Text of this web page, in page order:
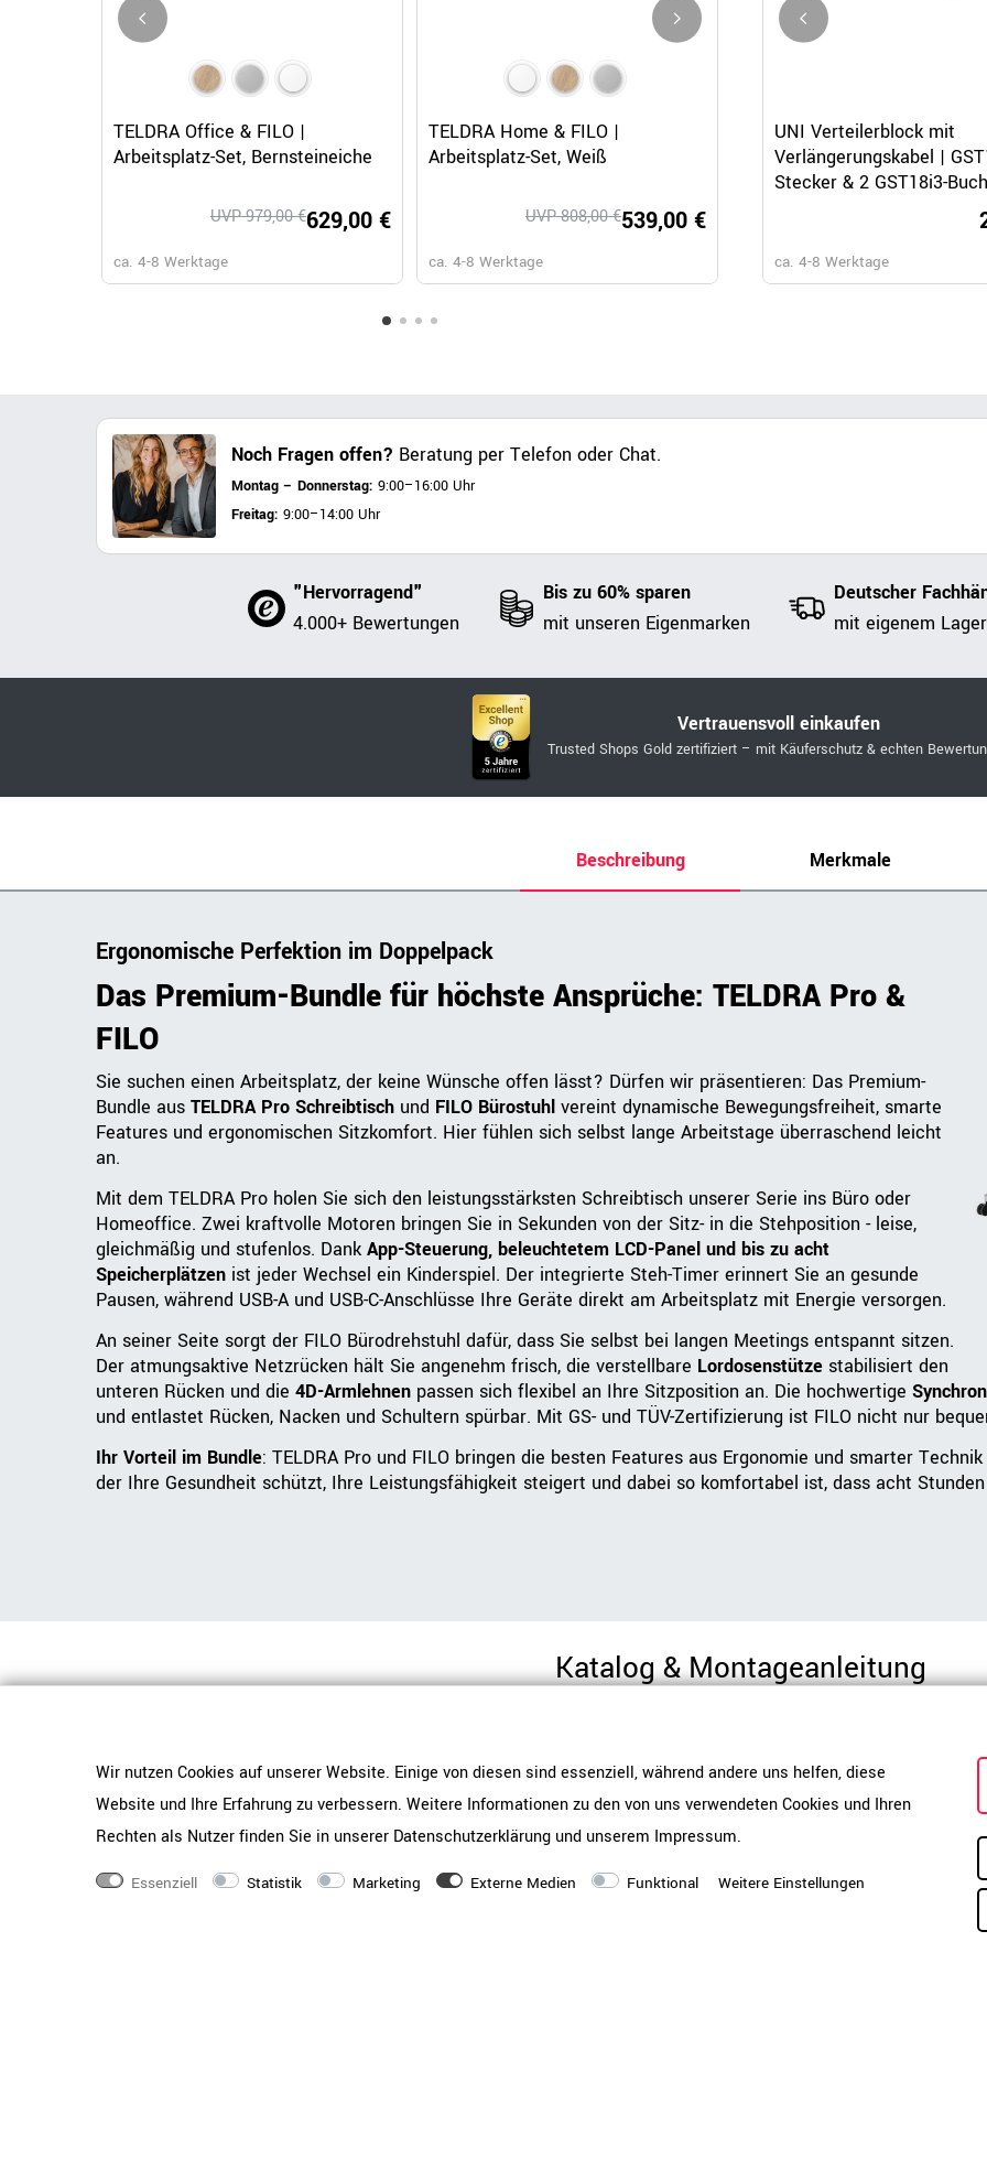
TELDRA Office & FILO |
Arbeitsplatz-Set, Bernsteineiche
629,00 €
UVP 979,00 €
ca. 4-8 Werktage
TELDRA Home & FILO |
Arbeitsplatz-Set, Weiß
539,00 €
UVP 808,00 €
ca. 4-8 Werktage
AVION Chefbüro Set -
Montageservice |
Eiche
ca. 6-8 Wochen
UNI Verteilerblock mit
Verlängerungskabel |
Stecker & 2 GST18i3-
ca. 4-8 Werktage
Noch Fragen offen? Beratung per Telefon oder Chat.
Montag – Donnerstag: 9:00–16:00 Uhr
Freitag: 9:00–14:00 Uhr
"Hervorragend"
4.000+ Bewertungen
Bis zu 60% sparen
mit unseren Eigenmarken
Deutscher
mit eigenem Lager
Vertrauensvoll einkaufen
Trusted Shops Gold zertifiziert – mit Käuferschutz & echten
Beschreibung Merkmale
Ergonomische Perfektion im Doppelpack
Das Premium-Bundle für höchste Ansprüche: TELDRA Pro &
FILO
Sie suchen einen Arbeitsplatz, der keine Wünsche offen lässt? Dürfen wir präsentieren: Das Premium-
Bundle aus TELDRA Pro Schreibtisch und FILO Bürostuhl vereint dynamische Bewegungsfreiheit, smarte
Features und ergonomischen Sitzkomfort. Hier fühlen sich selbst lange Arbeitstage überraschend leicht
an.
Mit dem TELDRA Pro holen Sie sich den leistungsstärksten Schreibtisch unserer Serie ins Büro oder
Homeoffice. Zwei kraftvolle Motoren bringen Sie in Sekunden von der Sitz- in die Stehposition - leise,
gleichmäßig und stufenlos. Dank App-Steuerung, beleuchtetem LCD-Panel und bis zu acht
Speicherplätzen ist jeder Wechsel ein Kinderspiel. Der integrierte Steh-Timer erinnert Sie an gesunde
Pausen, während USB-A und USB-C-Anschlüsse Ihre Geräte direkt am Arbeitsplatz mit Energie versorgen.
An seiner Seite sorgt der FILO Bürodrehstuhl dafür, dass Sie selbst bei langen Meetings entspannt sitzen.
Der atmungsaktive Netzrücken hält Sie angenehm frisch, die verstellbare Lordosenstütze stabilisiert den
unteren Rücken und die 4D-Armlehnen passen sich flexibel an Ihre Sitzposition an. Die hochwertige
und entlastet Rücken, Nacken und Schultern spürbar. Mit GS- und TÜV-Zertifizierung ist FILO nicht nur
Ihr Vorteil im Bundle: TELDRA Pro und FILO bringen die besten Features aus Ergonomie und smarter
der Ihre Gesundheit schützt, Ihre Leistungsfähigkeit steigert und dabei so komfortabel ist, dass acht
Katalog & Montageanleitung
Gewicht 67 kg
Serie TELDRA Pro + FILO
Wir nutzen Cookies auf unserer Website. Einige von diesen sind essenziell, während andere uns helfen, diese
Website und Ihre Erfahrung zu verbessern. Weitere Informationen zu den von uns verwendeten Cookies und Ihren
Rechten als Nutzer finden Sie in unserer Daten­schutz­erklärung und unserem Impressum.
Essenziell Statistik Marketing Externe Medien Funktional Weitere Einstellungen